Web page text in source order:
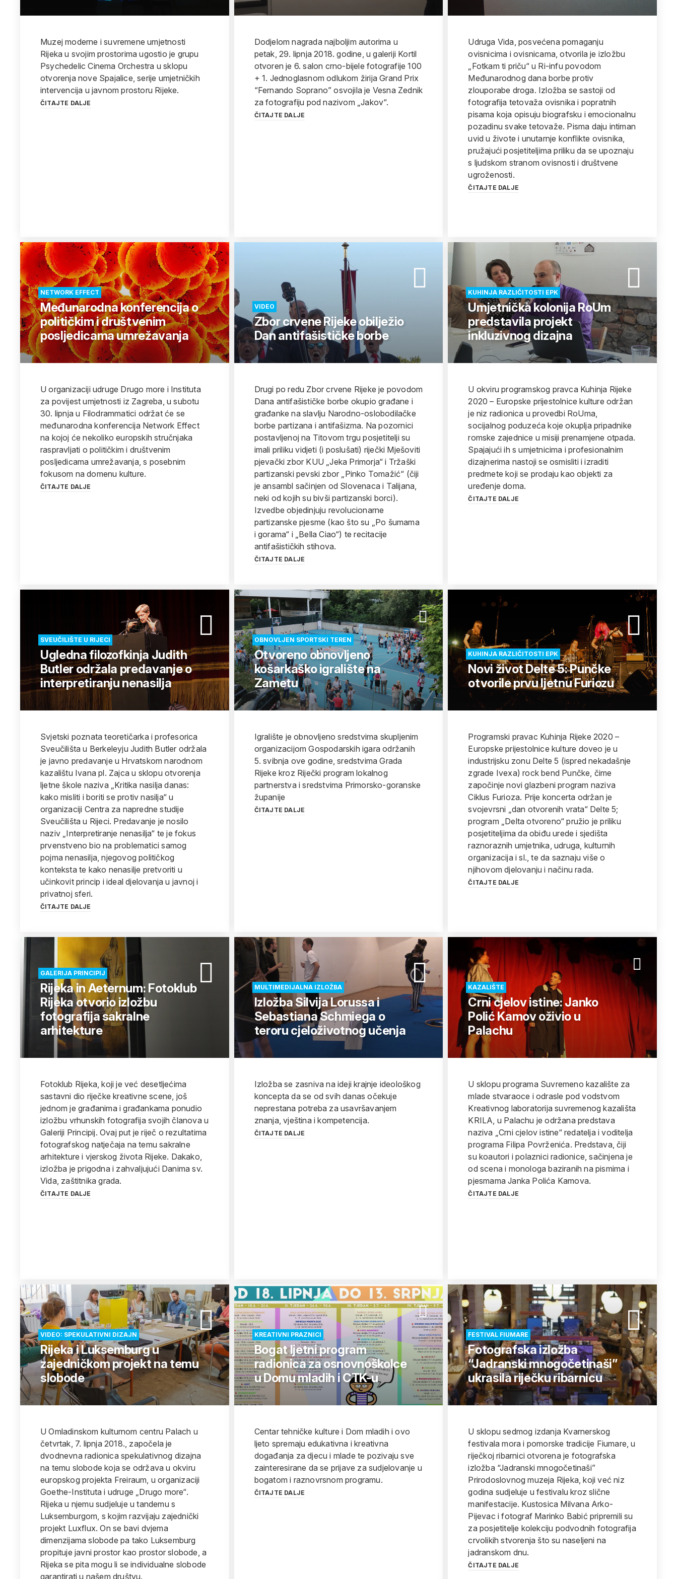
Muzej moderne i suvremene umjetnosti
Rijeka u svojim prostorima ugostio je grupu
Psychedelic Cinema Orchestra u sklopu
otvorenja nove Spajalice, serije umjetničkih
intervencija u javnom prostoru Rijeke.
ČITAJTE DALJE
Dodjelom nagrada najboljim autorima u
petak, 29. lipnja 2018. godine, u galeriji Kortil
otvoren je 6. salon crno-bijele fotografije 100
+ 1. Jednoglasnom odlukom žirija Grand Prix
“Fernando Soprano” osvojila je Vesna Zednik
za fotografiju pod nazivom „Jakov“.
ČITAJTE DALJE
Udruga Vida, posvećena pomaganju
ovisnicima i ovisnicama, otvorila je izložbu
„Fotkam ti priču“ u Ri-infu povodom
Međunarodnog dana borbe protiv
zlouporabe droga. Izložba se sastoji od
fotografija tetovaža ovisnika i popratnih
pisama koja opisuju biografsku i emocionalnu
pozadinu svake tetovaže. Pisma daju intiman
uvid u živote i unutarnje konflikte ovisnika,
pružajući posjetiteljima priliku da se upoznaju
s ljudskom stranom ovisnosti i društvene
ugroženosti.
ČITAJTE DALJE
NETWORK EFFECT
Međunarodna konferencija o
političkim i društvenim
posljedicama umrežavanja
U organizaciji udruge Drugo more i Instituta
za povijest umjetnosti iz Zagreba, u subotu
30. lipnja u Filodrammatici održat će se
međunarodna konferencija Network Effect
na kojoj će nekoliko europskih stručnjaka
raspravljati o političkim i društvenim
posljedicama umrežavanja, s posebnim
fokusom na domenu kulture.
ČITAJTE DALJE
VIDEO
Zbor crvene Rijeke obilježio
Dan antifašističke borbe
Drugi po redu Zbor crvene Rijeke je povodom
Dana antifašističke borbe okupio građane i
građanke na slavlju Narodno-oslobodilačke
borbe partizana i antifašizma. Na pozornici
postavljenoj na Titovom trgu posjetitelji su
imali priliku vidjeti (i poslušati) riječki Mješoviti
pjevački zbor KUU „Jeka Primorja“ i Tržaški
partizanski pevski zbor „Pinko Tomažić“ (čiji
je ansambl sačinjen od Slovenaca i Talijana,
neki od kojih su bivši partizanski borci).
Izvedbe objedinjuju revolucionarne
partizanske pjesme (kao što su „Po šumama
i gorama“ i „Bella Ciao“) te recitacije
antifašističkih stihova.
ČITAJTE DALJE
KUHINJA RAZLIČITOSTI EPK
Umjetnička kolonija RoUm
predstavila projekt
inkluzivnog dizajna
U okviru programskog pravca Kuhinja Rijeke
2020 – Europske prijestolnice kulture održan
je niz radionica u provedbi RoUma,
socijalnog poduzeća koje okuplja pripadnike
romske zajednice u misiji prenamjene otpada.
Spajajući ih s umjetnicima i profesionalnim
dizajnerima nastoji se osmisliti i izraditi
predmete koji se prodaju kao objekti za
uređenje doma.
ČITAJTE DALJE
SVEUČILIŠTE U RIJECI
Ugledna filozofkinja Judith
Butler održala predavanje o
interpretiranju nenasilja
Svjetski poznata teoretičarka i profesorica
Sveučilišta u Berkeleyju Judith Butler održala
je javno predavanje u Hrvatskom narodnom
kazalištu Ivana pl. Zajca u sklopu otvorenja
ljetne škole naziva „Kritika nasilja danas:
kako misliti i boriti se protiv nasilja“ u
organizaciji Centra za napredne studije
Sveučilišta u Rijeci. Predavanje je nosilo
naziv „Interpretiranje nenasilja“ te je fokus
prvenstveno bio na problematici samog
pojma nenasilja, njegovog političkog
konteksta te kako nenasilje pretvoriti u
učinkovit princip i ideal djelovanja u javnoj i
privatnoj sferi.
ČITAJTE DALJE
OBNOVLJEN SPORTSKI TEREN
Otvoreno obnovljeno
košarkaško igralište na
Zametu
Igralište je obnovljeno sredstvima skupljenim
organizacijom Gospodarskih igara održanih
5. svibnja ove godine, sredstvima Grada
Rijeke kroz Riječki program lokalnog
partnerstva i sredstvima Primorsko-goranske
županije
ČITAJTE DALJE
KUHINJA RAZLIČITOSTI EPK
Novi život Delte 5: Punčke
otvorile prvu ljetnu Furiozu
Programski pravac Kuhinja Rijeke 2020 –
Europske prijestolnice kulture doveo je u
industrijsku zonu Delte 5 (ispred nekadašnje
zgrade Ivexa) rock bend Punčke, čime
započinje novi glazbeni program naziva
Ciklus Furioza. Prije koncerta održan je
svojevrsni „dan otvorenih vrata“ Delte 5;
program „Delta otvoreno“ pružio je priliku
posjetiteljima da obiđu urede i sjedišta
raznoraznih umjetnika, udruga, kulturnih
organizacija i sl., te da saznaju više o
njihovom djelovanju i načinu rada.
ČITAJTE DALJE
GALERIJA PRINCIPIJ
Rijeka in Aeternum: Fotoklub
Rijeka otvorio izložbu
fotografija sakralne
arhitekture
Fotoklub Rijeka, koji je već desetljećima
sastavni dio riječke kreativne scene, još
jednom je građanima i građankama ponudio
izložbu vrhunskih fotografija svojih članova u
Galeriji Principij. Ovaj put je riječ o rezultatima
fotografskog natječaja na temu sakralne
arhitekture i vjerskog života Rijeke. Dakako,
izložba je prigodna i zahvaljujući Danima sv.
Vida, zaštitnika grada.
ČITAJTE DALJE
MULTIMEDIJALNA IZLOŽBA
Izložba Silvija Lorussa i
Sebastiana Schmiega o
teroru cjeloživotnog učenja
Izložba se zasniva na ideji krajnje ideološkog
koncepta da se od svih danas očekuje
neprestana potreba za usavršavanjem
znanja, vještina i kompetencija.
ČITAJTE DALJE
KAZALIŠTE
Crni cjelov istine: Janko
Polić Kamov oživio u
Palachu
U sklopu programa Suvremeno kazalište za
mlade stvaraoce i odrasle pod vodstvom
Kreativnog laboratorija suvremenog kazališta
KRILA, u Palachu je održana predstava
naziva „Crni cjelov istine“ redatelja i voditelja
programa Filipa Povrženića. Predstava, čiji
su koautori i polaznici radionice, sačinjena je
od scena i monologa baziranih na pismima i
pjesmama Janka Polića Kamova.
ČITAJTE DALJE
VIDEO: SPEKULATIVNI DIZAJN
Rijeka i Luksemburg u
zajedničkom projekt na temu
slobode
U Omladinskom kulturnom centru Palach u
četvrtak, 7. lipnja 2018., započela je
dvodnevna radionica spekulativnog dizajna
na temu slobode koja se održava u okviru
europskog projekta Freiraum, u organizaciji
Goethe-Instituta i udruge „Drugo more“.
Rijeka u njemu sudjeluje u tandemu s
Luksemburgom, s kojim razvijaju zajednički
projekt Luxflux. On se bavi dvjema
dimenzijama slobode pa tako Luksemburg
propituje javni prostor kao prostor slobode, a
Rijeka se pita mogu li se individualne slobode
garantirati u našem društvu.
KREATIVNI PRAZNICI
Bogat ljetni program
radionica za osnovnoškolce
u Domu mladih i CTK-u
Centar tehničke kulture i Dom mladih i ovo
ljeto spremaju edukativna i kreativna
događanja za djecu i mlade te pozivaju sve
zainteresirane da se prijave za sudjelovanje u
bogatom i raznovrsnom programu.
ČITAJTE DALJE
FESTIVAL FIUMARE
Fotografska izložba
“Jadranski mnogočetinaši”
ukrasila riječku ribarnicu
U sklopu sedmog izdanja Kvarnerskog
festivala mora i pomorske tradicije Fiumare, u
riječkoj ribarnici otvorena je fotografska
izložba “Jadranski mnogočetinaši”
Prirodoslovnog muzeja Rijeka, koji već niz
godina sudjeluje u festivalu kroz slične
manifestacije. Kustosica Milvana Arko-
Pijevac i fotograf Marinko Babić pripremili su
za posjetitelje kolekciju podvodnih fotografija
crvolikih stvorenja što su naseljeni na
jadranskom dnu.
ČITAJTE DALJE